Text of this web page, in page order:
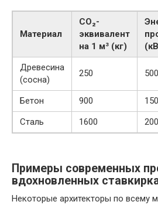
Материал
CO₂-
эквивалент
на 1 м³ (кг)
Древесина
(сосна)
250 500
Бетон 900
Сталь
1600
Примеры современных
вдохновленных
Некоторые архитекторы по всему